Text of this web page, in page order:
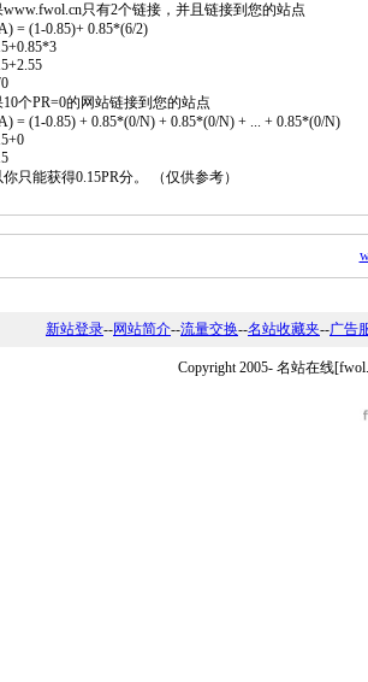
www.fwol.cn只有2个链接，并且链接到您的站点
= (1-0.85)+ 0.85*(6/2)
10个PR=0的网站链接到您的站点
= (1-0.85) + 0.85*(0/N) + 0.85*(0/N) + ... + 0.85*(0/N)
你只能获得0.15PR分。 （仅供参考）
新站登录--网站简介--流量交换--名站收藏夹--广告
Copyright 2005- 名站在线